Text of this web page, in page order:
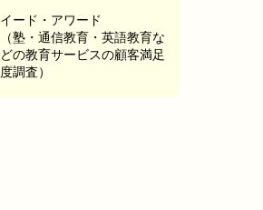
イード・アワード
（塾・通信教育・英語教育な
どの教育サービスの顧客満足
度調査）